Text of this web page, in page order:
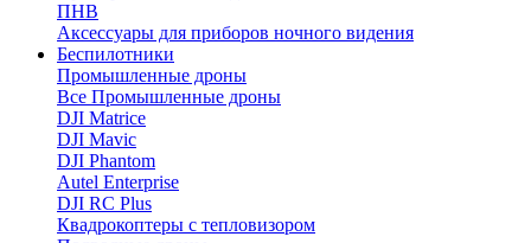
ПНВ
Аксессуары для приборов ночного видения
Беспилотники
Промышленные дроны
Все Промышленные дроны
DJI Matrice
DJI Mavic
DJI Phantom
Autel Enterprise
DJI RC Plus
Квадрокоптеры с тепловизором